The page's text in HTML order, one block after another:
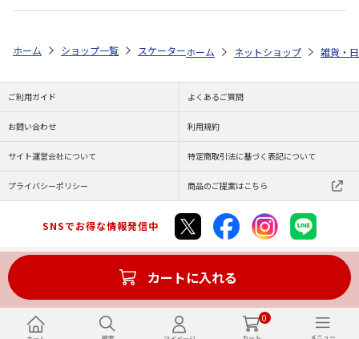
0
カートに入れる
ホーム ショップ一覧 スケーター ストローホッパーボトル 1.2L エル
ホーム ネットショップ 雑貨・
ご利用ガイド よくあるご質問
お問い合わせ 利用規約
サイト運営会社について 特定商取引法に基づく表記について
プライバシーポリシー 商品のご提案はこちら
SNSでお得な情報発信中